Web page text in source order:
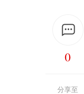
0
分享至